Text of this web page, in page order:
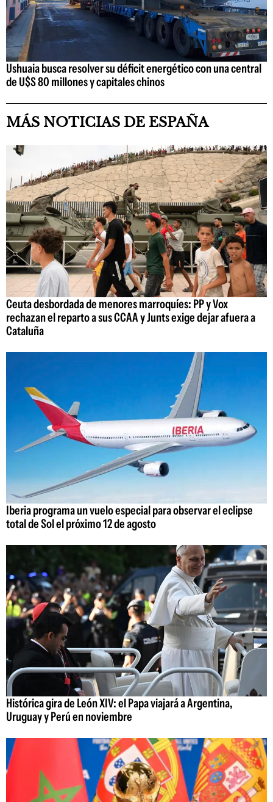
Ushuaia busca resolver su déficit energético con una central
de U$S 80 millones y capitales chinos
MÁS NOTICIAS DE ESPAÑA
Ceuta desbordada de menores marroquíes: PP y Vox
rechazan el reparto a sus CCAA y Junts exige dejar afuera a
Cataluña
Iberia programa un vuelo especial para observar el eclipse
total de Sol el próximo 12 de agosto
Histórica gira de León XIV: el Papa viajará a Argentina,
Uruguay y Perú en noviembre